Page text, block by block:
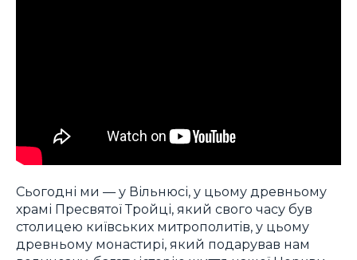
Сьогодні ми — у Вільнюсі, у цьому древньому
храмі Пресвятої Тройці, який свого часу був
столицею київських митрополитів, у цьому
древньому монастирі, який подарував нам